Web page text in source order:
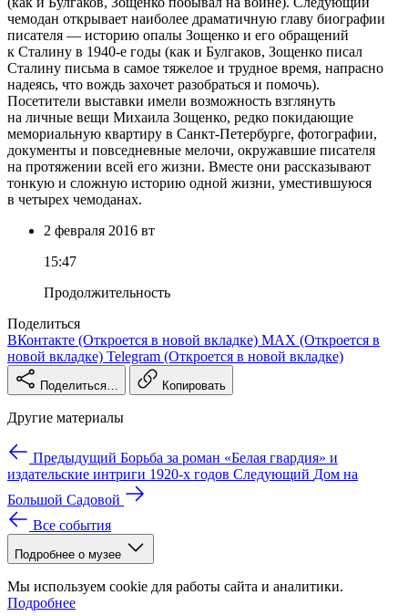
чемодан открывает наиболее драматичную главу биографии
писателя — историю опалы Зощенко и его обращений
к Сталину в 1940-е годы (как и Булгаков, Зощенко писал
Сталину письма в самое тяжелое и трудное время, напрасно
надеясь, что вождь захочет разобраться и помочь).
Посетители выставки имели возможность взглянуть
на личные вещи Михаила Зощенко, редко покидающие
мемориальную квартиру в Санкт‑Петербурге, фотографии,
документы и повседневные мелочи, окружавшие писателя
на протяжении всей его жизни. Вместе они рассказывают
тонкую и сложную историю одной жизни, уместившуюся
в четырех чемоданах.
2 февраля 2016 вт
15:47
Продолжительность
Поделиться
ВКонтакте (Откроется в новой вкладке) MAX (Откроется в
новой вкладке) Telegram (Откроется в новой вкладке)
Поделиться… Копировать
Другие материалы
Предыдущий Борьба за роман «Белая гвардия» и
издательские интриги 1920-х годов Следующий Дом на
Большой Садовой
Все события
Подробнее о музее
Мы используем cookie для работы сайта и аналитики.
Подробнее